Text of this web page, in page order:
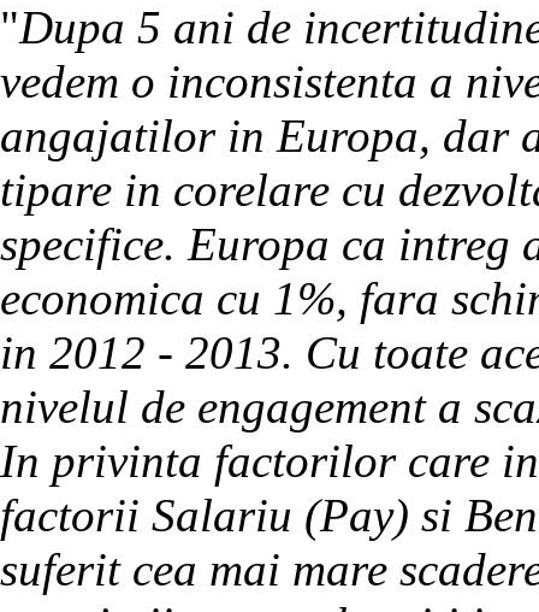
"Dupa 5 ani de
vedem o inconsistenta a
angajatilor in Europa, dar
tipare in corelare cu
specifice. Europa ca intreg
economica cu 1%, fara
in 2012 - 2013. Cu toate
nivelul de engagement a
In privinta factorilor care
factorii Salariu (Pay) si
suferit cea mai mare